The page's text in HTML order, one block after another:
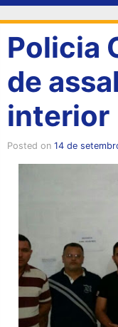
Policia
de
interior
Posted on 14 de